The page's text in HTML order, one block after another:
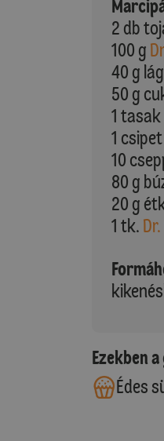
2 db
100 g
40 g
50 g
1 tasak
1
10
80 g
20 g
1 tk.
Ezekben
Édes